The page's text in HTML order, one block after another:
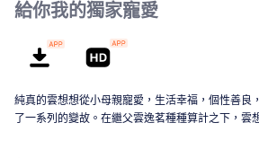
給你我的獨家寵愛
純真的雲想想從小母親寵愛，生活幸福，個性善良
了一系列的變故。在繼父雲逸茗種種算計之下，雲